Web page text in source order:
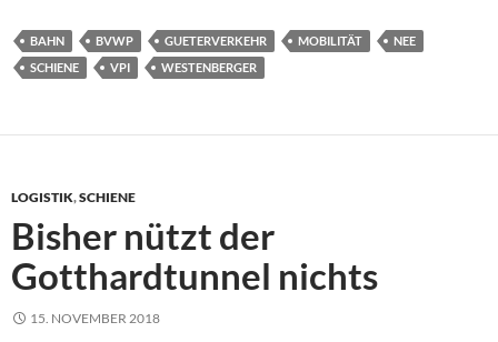
BAHN BVWP GUETERVERKEHR MOBILITÄT
NEE
SCHIENE
VPI WESTENBERGER
LOGISTIK,SCHIENE
Bisher nützt der
Gotthardtunnel nichts
15. NOVEMBER 2018